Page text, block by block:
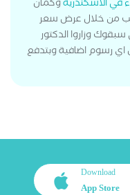
الاسكندريةوكمان
من خلال عرض سعر
وزاروا الدكتور
اي رسوم اضافية وبتدفع
Download
App Store